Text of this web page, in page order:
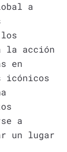
a
la acción
en
icónicos
a
un lugar